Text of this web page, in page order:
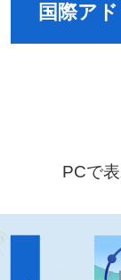
国際ア
PCで